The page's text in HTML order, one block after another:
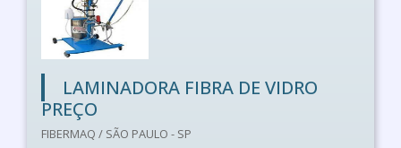
LAMINADORA FIBRA DE VIDRO
PREÇO
FIBERMAQ / SÃO PAULO - SP